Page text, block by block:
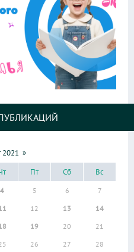
2021 »
Пт Сб Вс
4 5 6
7
12 13
14
19 20
21
26 27 28